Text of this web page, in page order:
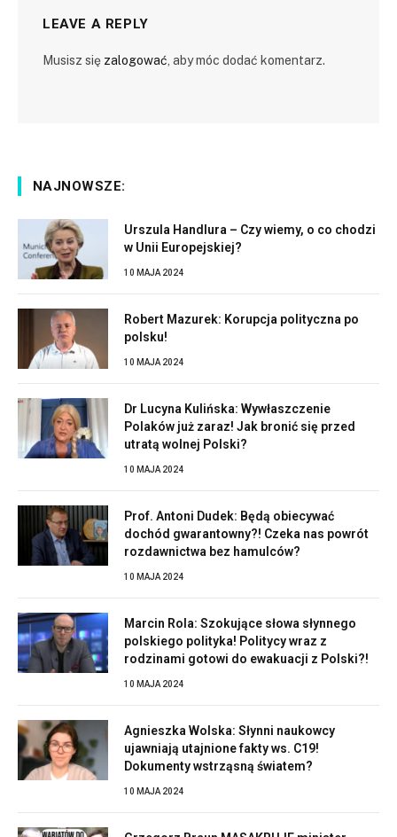
LEAVE A REPLY
Musisz się zalogować , aby móc dodać komentarz.
NAJNOWSZE:
Urszula Handlura – Czy wiemy, o co chodzi
w Unii Europejskiej?
10 MAJA 2024
Robert Mazurek: Korupcja polityczna po
polsku!
10 MAJA 2024
Dr Lucyna Kulińska: Wywłaszczenie
Polaków już zaraz! Jak bronić się przed
utratą wolnej Polski?
10 MAJA 2024
Prof. Antoni Dudek: Będą obiecywać
dochód gwarantowny?! Czeka nas powrót
rozdawnictwa bez hamulców?
10 MAJA 2024
Marcin Rola: Szokujące słowa słynnego
polskiego polityka! Politycy wraz z
rodzinami gotowi do ewakuacji z Polski?!
10 MAJA 2024
Agnieszka Wolska: Słynni naukowcy
ujawniają utajnione fakty ws. C19!
Dokumenty wstrząsną światem?
10 MAJA 2024